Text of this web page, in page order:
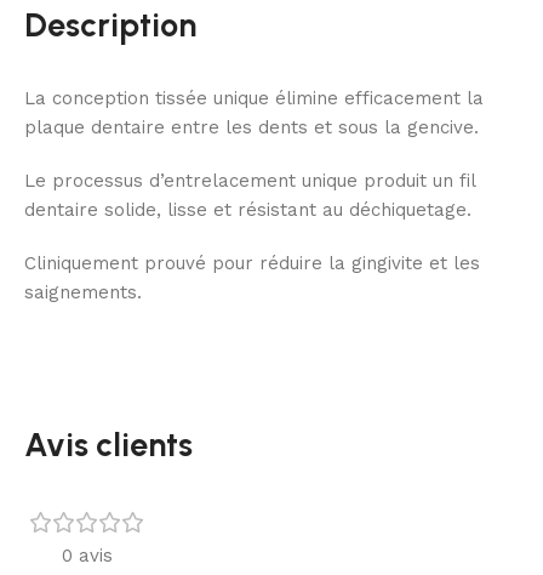
Description
La conception tissée unique élimine efficacement la
plaque dentaire entre les dents et sous la gencive.
Le processus d’entrelacement unique produit un fil
dentaire solide, lisse et résistant au déchiquetage.
Cliniquement prouvé pour réduire la gingivite et les
saignements.
Avis clients
0 avis